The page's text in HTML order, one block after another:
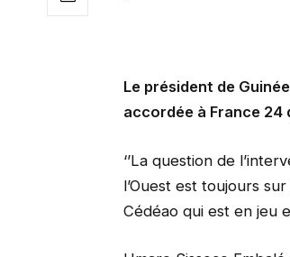
Le président de
accordée à France 24
‘’La question de
l’Ouest est toujours sur
Cédéao qui est en jeu